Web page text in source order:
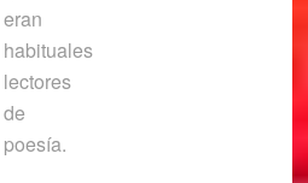
eran
habituales
lectores
de
poesía.